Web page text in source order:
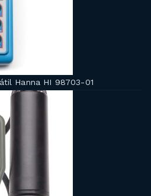
Hanna HI 98703-01